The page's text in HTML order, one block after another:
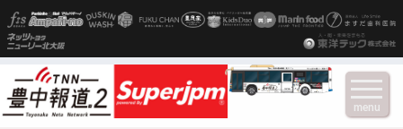
menu